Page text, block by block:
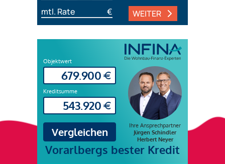
mtl. Rate € WEITER